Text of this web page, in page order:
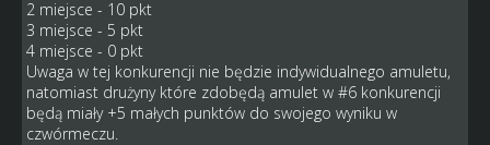
2 miejsce - 10 pkt
3 miejsce - 5 pkt
4 miejsce - 0 pkt
Uwaga w tej konkurencji nie będzie indywidualnego amuletu,
natomiast drużyny które zdobędą amulet w #6 konkurencji
będą miały +5 małych punktów do swojego wyniku w
czwórmeczu.